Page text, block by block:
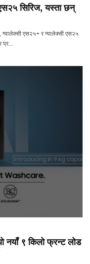
सिरिज, यस्ता छन्
एस२५+ र ग्यालेक्सी एस२५
प्र...
नयाँ ९ किलो फ्रन्ट लोड